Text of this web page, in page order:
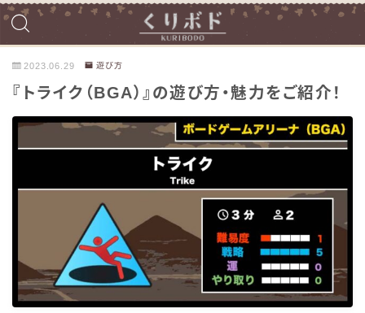
2023.06.29 遊び方
『トライク（BGA）』の遊び方・魅力をご紹介！